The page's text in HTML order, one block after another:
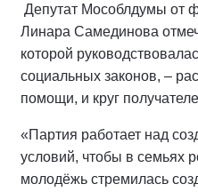
Депутат Мособлдумы от
Линара Самединова
которой
социальных законов, –
помощи, и круг
«Партия работает над
условий, чтобы в семьях
молодёжь стремилась